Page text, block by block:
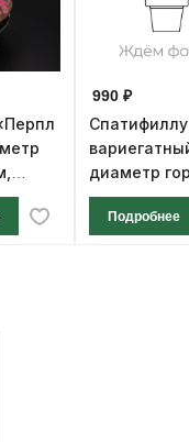
990 ₽
диаметр
см, высота
Подробнее